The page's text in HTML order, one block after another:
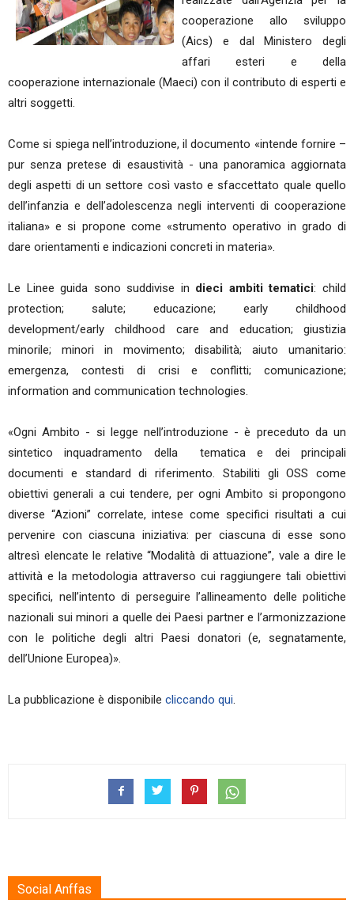
cooperazione allo sviluppo
(Aics) e dal Ministero degli
affari esteri e della
cooperazione internazionale (Maeci) con il contributo di esperti e
altri soggetti.
Come si spiega nell’introduzione, il documento «intende fornire –
pur senza pretese di esaustività - una panoramica aggiornata
degli aspetti di un settore così vasto e sfaccettato quale quello
dell’infanzia e dell’adolescenza negli interventi di cooperazione
italiana» e si propone come «strumento operativo in grado di
dare orientamenti e indicazioni concreti in materia».
Le Linee guida sono suddivise in dieci ambiti tematici: child
protection; salute; educazione; early childhood
development/early childhood care and education; giustizia
minorile; minori in movimento; disabilità; aiuto umanitario:
emergenza, contesti di crisi e conflitti; comunicazione;
information and communication technologies.
«Ogni Ambito - si legge nell’introduzione - è preceduto da un
sintetico inquadramento della tematica e dei principali
documenti e standard di riferimento. Stabiliti gli OSS come
obiettivi generali a cui tendere, per ogni Ambito si propongono
diverse “Azioni” correlate, intese come specifici risultati a cui
pervenire con ciascuna iniziativa: per ciascuna di esse sono
altresì elencate le relative “Modalità di attuazione”, vale a dire le
attività e la metodologia attraverso cui raggiungere tali obiettivi
specifici, nell’intento di perseguire l’allineamento delle politiche
nazionali sui minori a quelle dei Paesi partner e l’armonizzazione
con le politiche degli altri Paesi donatori (e, segnatamente,
dell’Unione Europea)».
La pubblicazione è disponibile cliccando qui.
Social Anffas